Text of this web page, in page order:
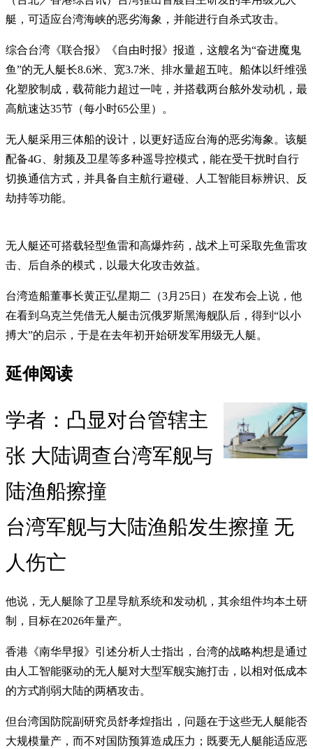
艇，可适应台湾海峡的恶劣海象，并能进行自杀式攻击。
综合台湾《联合报》《自由时报》报道，这艘名为“奋进魔鬼
鱼”的无人艇长8.6米、宽3.7米、排水量超五吨。船体以纤维强
化塑胶制成，载荷能力超过一吨，并搭载两台舷外发动机，最
高航速达35节（每小时65公里）。
无人艇采用三体船的设计，以更好适应台海的恶劣海象。该艇
配备4G、射频及卫星等多种遥导控模式，能在受干扰时自行
切换通信方式，并具备自主航行避碰、人工智能目标辨识、反
劫持等功能。
无人艇还可搭载轻型鱼雷和高爆炸药，战术上可采取先鱼雷攻
击、后自杀的模式，以最大化攻击效益。
台湾造船董事长黄正弘星期二（3月25日）在发布会上说，他
在看到乌克兰凭借无人艇击沉俄罗斯黑海舰队后，得到“以小
搏大”的启示，于是在去年初开始研发军用级无人艇。
延伸阅读
学者：凸显对台管辖主
张 大陆调查台湾军舰与
陆渔船擦撞
台湾军舰与大陆渔船发生擦撞 无
人伤亡
他说，无人艇除了卫星导航系统和发动机，其余组件均本土研
制，目标在2026年量产。
香港《南华早报》引述分析人士指出，台湾的战略构想是通过
由人工智能驱动的无人艇对大型军舰实施打击，以相对低成本
的方式削弱大陆的两栖攻击。
但台湾国防院副研究员舒孝煌指出，问题在于这些无人艇能否
大规模量产，而不对国防预算造成压力；既要无人艇能适应恶